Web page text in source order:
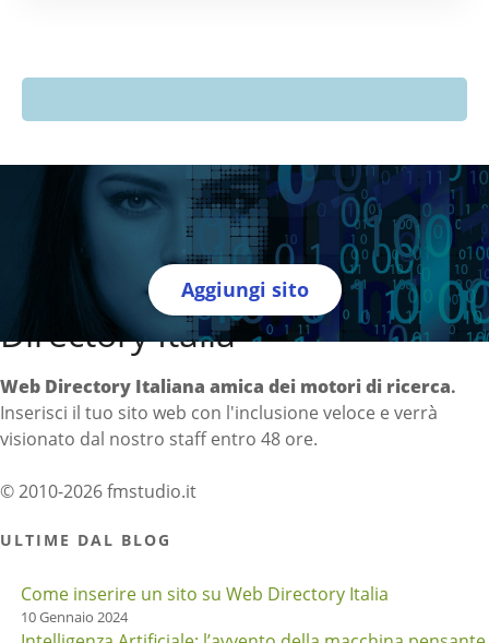
Aggiungi sito
Directory Italia
Web Directory Italiana amica dei motori di ricerca.
Inserisci il tuo sito web con l'inclusione veloce e verrà
visionato dal nostro staff entro 48 ore.
© 2010-2026 fmstudio.it
ULTIME DAL BLOG
Come inserire un sito su Web Directory Italia
10 Gennaio 2024